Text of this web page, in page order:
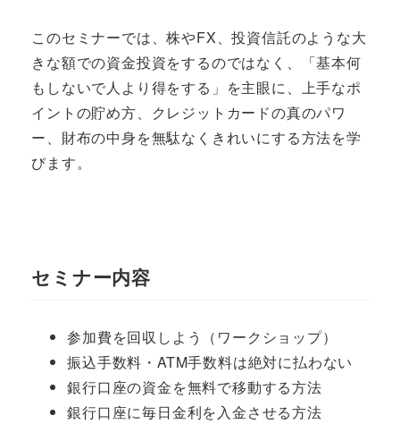
このセミナーでは、株やFX、投資信託のような大
きな額での資金投資をするのではなく、「基本何
もしないで人より得をする」を主眼に、上手なポ
イントの貯め方、クレジットカードの真のパワ
ー、財布の中身を無駄なくきれいにする方法を学
びます。
セミナー内容
参加費を回収しよう（ワークショップ）
振込手数料・ATM手数料は絶対に払わない
銀行口座の資金を無料で移動する方法
銀行口座に毎日金利を入金させる方法